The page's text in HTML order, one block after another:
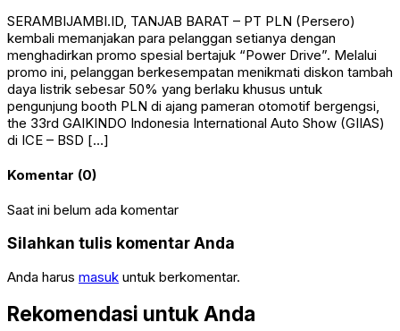
SERAMBIJAMBI.ID, TANJAB BARAT – PT PLN (Persero)
kembali memanjakan para pelanggan setianya dengan
menghadirkan promo spesial bertajuk “Power Drive”. Melalui
promo ini, pelanggan berkesempatan menikmati diskon tambah
daya listrik sebesar 50% yang berlaku khusus untuk
pengunjung booth PLN di ajang pameran otomotif bergengsi,
the 33rd GAIKINDO Indonesia International Auto Show (GIIAS)
di ICE – BSD […]
Komentar (0)
Saat ini belum ada komentar
Silahkan tulis komentar Anda
Anda harus masuk untuk berkomentar.
Rekomendasi untuk Anda